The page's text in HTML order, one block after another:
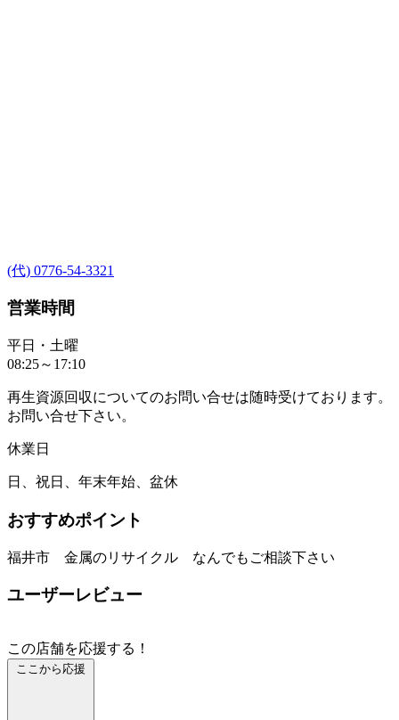
(代) 0776-54-3321
営業時間
平日・土曜
08:25～17:10
再生資源回収についてのお問い合せは随時受けております。
お問い合せ下さい。
休業日
日、祝日、年末年始、盆休
おすすめポイント
福井市 金属のリサイクル なんでもご相談下さい
ユーザーレビュー
この店舗を応援する！
ここから応援